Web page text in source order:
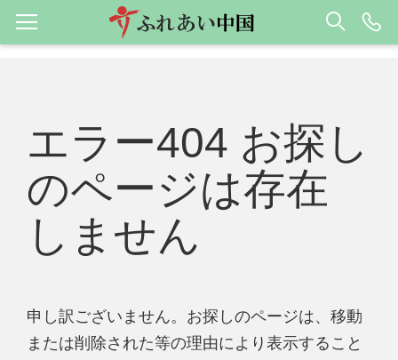
エラー404 お探し
のページは存在
しません
申し訳ございません。お探しのページは、移動
または削除された等の理由により表示すること